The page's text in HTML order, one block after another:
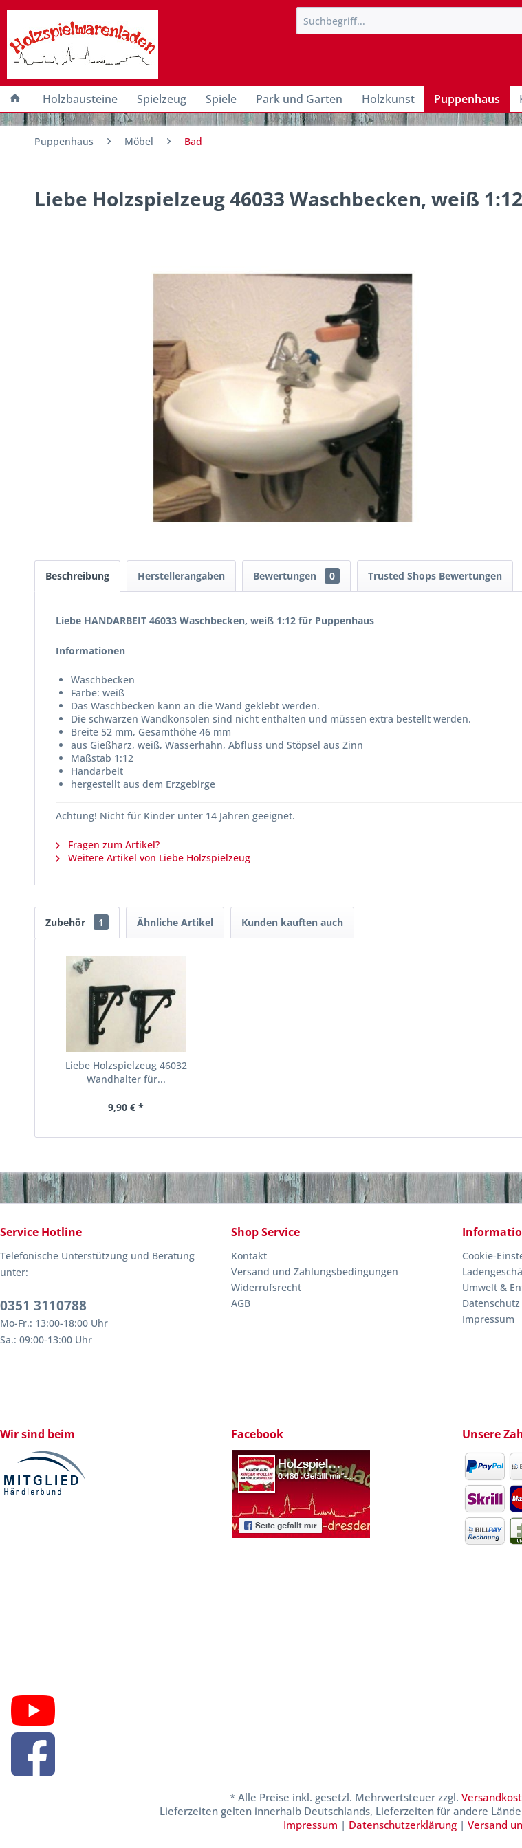
Holzbausteine Spielzeug Spiele Park und Garten Holzkunst Puppenhaus
Puppenhaus Möbel Bad
Liebe Holzspielzeug 46033 Waschbecken, weiß
Beschreibung Herstellerangaben Bewertungen 0 Trusted Shops Bewertungen
Liebe HANDARBEIT 46033 Waschbecken, weiß 1:12 für Puppenhaus
Informationen
Waschbecken
Farbe: weiß
Das Waschbecken kann an die Wand geklebt werden.
Die schwarzen Wandkonsolen sind nicht enthalten und müssen extra bestellt werden.
Breite 52 mm, Gesamthöhe 46 mm
aus Gießharz, weiß, Wasserhahn, Abfluss und Stöpsel aus Zinn
Maßstab 1:12
Handarbeit
hergestellt aus dem Erzgebirge
Achtung! Nicht für Kinder unter 14 Jahren geeignet.
Fragen zum Artikel?
Weitere Artikel von Liebe Holzspielzeug
Zubehör 1 Ähnliche Artikel Kunden kauften auch
Liebe Holzspielzeug 46032
Wandhalter für...
9,90 € *
Service Hotline
Telefonische Unterstützung und Beratung
unter:
0351 3110788
Mo-Fr.: 13:00-18:00 Uhr
Sa.: 09:00-13:00 Uhr
Shop Service
Kontakt
Versand und Zahlungsbedingungen
Widerrufsrecht
AGB
Cookie-
Umwelt &
Datenschutz
Impressum
Wir sind beim Facebook Unsere
* Alle Preise inkl. gesetzl. Mehrwertsteuer zzgl.
Lieferzeiten gelten innerhalb Deutschlands, Lieferzeiten für andere
Impressum | Datenschutzerklärung| Versand